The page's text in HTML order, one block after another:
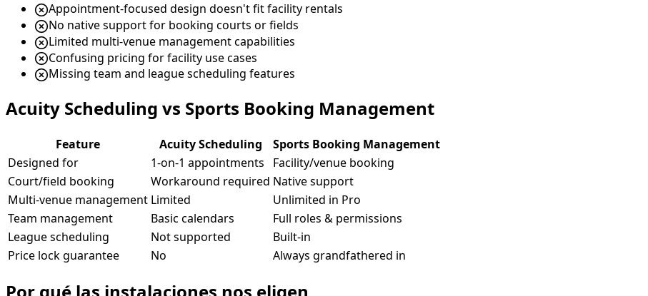
Appointment-focused design doesn't fit facility rentals
No native support for booking courts or fields
Limited multi-venue management capabilities
Confusing pricing for facility use cases
Missing team and league scheduling features
Acuity Scheduling vs Sports Booking Management
Feature Acuity Scheduling
Sports Booking Management
Designed for
1-on-1 appointments
Facility/venue booking
Court/field booking
Workaround required Native support
Multi-venue management Limited
Unlimited in Pro
Team management
Basic calendars
Full roles & permissions
League scheduling
Not supported
Built-in
Price lock guarantee
No Always grandfathered in
Por qué las instalaciones nos eligen